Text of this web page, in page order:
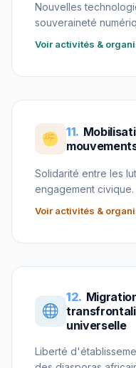
Nouvelles
souveraineté
Voir activités &
11.
Solidarité entre les
engagement civique.
Voir activités &
12.
universelle
Liberté